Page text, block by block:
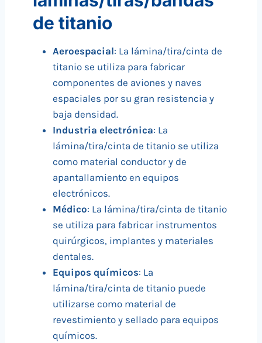
de titanio
Aeroespacial: La lámina/tira/cinta de
titanio se utiliza para fabricar
componentes de aviones y naves
espaciales por su gran resistencia y
baja densidad.
Industria electrónica: La
lámina/tira/cinta de titanio se utiliza
como material conductor y de
apantallamiento en equipos
electrónicos.
Médico: La lámina/tira/cinta de titanio
se utiliza para fabricar instrumentos
quirúrgicos, implantes y materiales
dentales.
Equipos químicos: La
lámina/tira/cinta de titanio puede
utilizarse como material de
revestimiento y sellado para equipos
químicos.